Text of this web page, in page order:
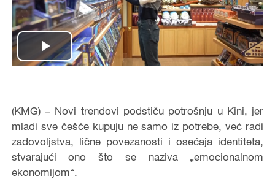
Play
(KMG) – Novi trendovi podstiču potrošnju u Kini, jer
mladi sve češće kupuju ne samo iz potrebe, već radi
zadovoljstva, lične povezanosti i osećaja identiteta,
stvarajući ono što se naziva „emocionalnom
ekonomijom“.